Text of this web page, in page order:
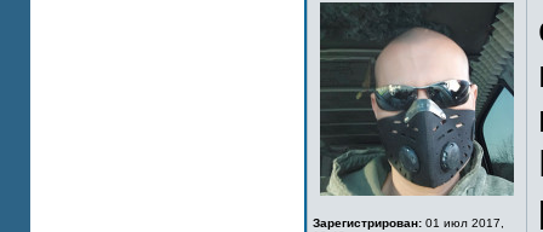
Зарегистрирован: 01 июл 2017,